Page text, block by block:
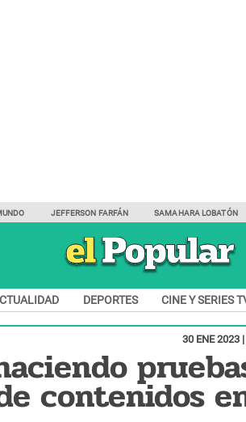
JEFFERSON FARFÁN SAMAHARA LOBATÓN
DEPORTES CINE Y SERIES
30 ENE 2023
contenidos